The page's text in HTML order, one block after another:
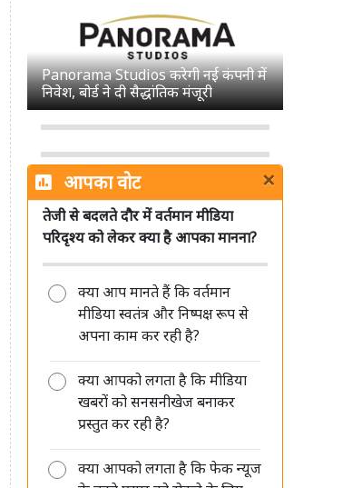
Panorama Studios करेगी नई कंपनी में
निवेश, बोर्ड ने दी सैद्धांतिक मंजूरी
सिनेमा हॉल में सरकारी जागरूकता फिल्मों
को लेकर MIB ने साफ किए नियम, जानें
क्या बदला
Sun TV Network का बड़ा ऐलान, 12
अगस्त को अंतरिम डिविडेंड पर बोर्ड की
आपका वोट ×
तेजी से बदलते दौर में वर्तमान मीडिया
परिदृश्य को लेकर क्या है आपका मानना?
क्या आप मानते हैं कि वर्तमान
मीडिया स्वतंत्र और निष्पक्ष रूप से
अपना काम कर रही है?
क्या आपको लगता है कि मीडिया
खबरों को सनसनीखेज बनाकर
प्रस्तुत कर रही है?
क्या आपको लगता है कि फेक न्यूज